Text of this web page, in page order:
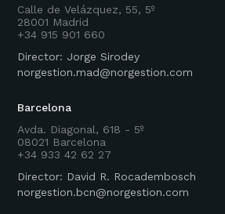
Calle de Velázquez, 55, 5º
28001 Madrid
+34 915 901 660
Director: Jorge Sirodey
norgestion.mad@norgestion.com
Barcelona
Avda. Diagonal, 618 - 5º
08021 Barcelona
+34 933 42 62 27
Director: David R. Rocadembosch
norgestion.bcn@norgestion.com